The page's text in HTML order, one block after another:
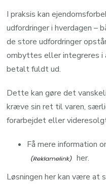
I praksis kan
udfordringer i hverdagen –
de store udfordringer
ombyttes eller integreres i
betalt fuldt ud.
Dette kan gøre det
kræve sin ret til varen,
forarbejdet eller
Få mere information
her.
Løsningen her kan være at